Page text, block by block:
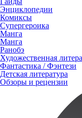
Энциклопедии
Комиксы
Супергероика
Манга
Манга
Ранобэ
Художественная
Фантастика / Фэнтези
Детская литература
Обзоры и рецензии